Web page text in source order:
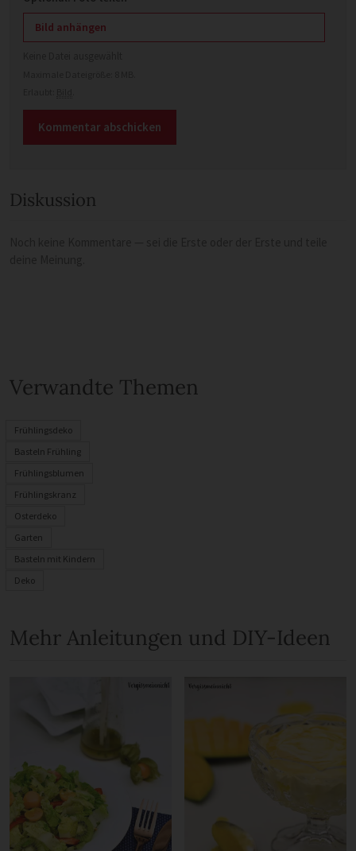
Bild anhängen
Diskussion
Verwandte Themen
Frühlingsdeko
Basteln Frühling
Frühlingsblumen
Frühlingskranz
Osterdeko
Garten
Basteln mit Kindern
Deko
Mehr Anleitungen und DIY-Ideen